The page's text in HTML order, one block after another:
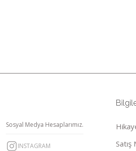
Sosyal Medya Hesaplarımız.
INSTAGRAM
Satış